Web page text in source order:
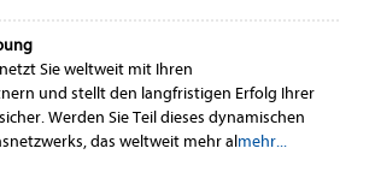
Sie weltweit mit Ihren
und stellt den langfristigen Erfolg Ihrer
Werden Sie Teil dieses dynamischen
das weltweit mehr almehr...